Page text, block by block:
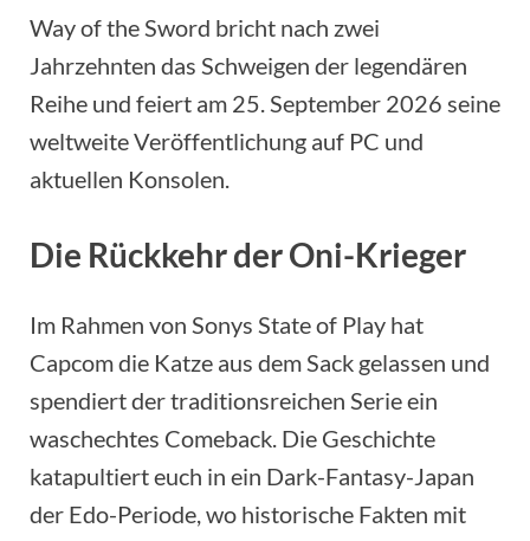
Way of the Sword bricht nach zwei
Jahrzehnten das Schweigen der legendären
Reihe und feiert am 25. September 2026 seine
weltweite Veröffentlichung auf PC und
aktuellen Konsolen.
Die Rückkehr der Oni-Krieger
Im Rahmen von Sonys State of Play hat
Capcom die Katze aus dem Sack gelassen und
spendiert der traditionsreichen Serie ein
waschechtes Comeback. Die Geschichte
katapultiert euch in ein Dark-Fantasy-Japan
der Edo-Periode, wo historische Fakten mit